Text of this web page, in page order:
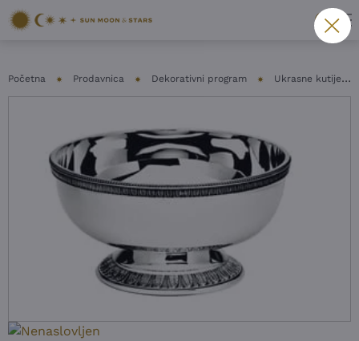
Početna Prodavnica Dekorativni program Ukrasne kutije i činije